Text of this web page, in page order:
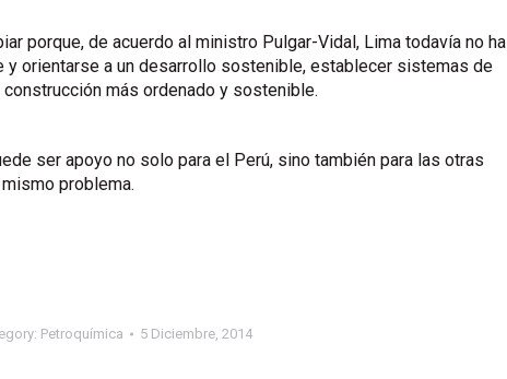
porque, de acuerdo al ministro Pulgar-Vidal, Lima todavía no ha
orientarse a un desarrollo sostenible, establecer sistemas de
más ordenado y sostenible.
ser apoyo no solo para el Perú, sino también para las otras
problema.
Petroquímica 5 Diciembre, 2014